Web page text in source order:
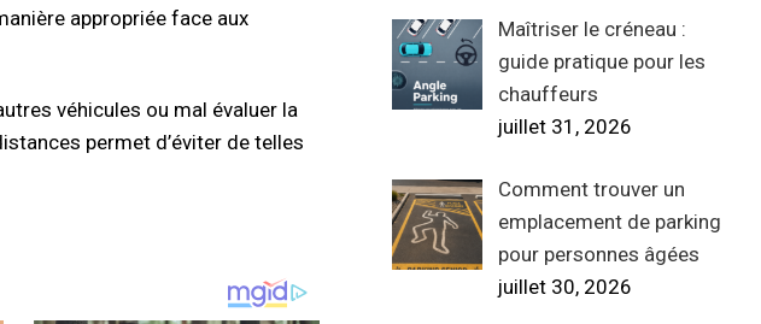
appropriée face aux
véhicules ou mal évaluer la
permet d’éviter de telles
Maîtriser le créneau :
guide pratique pour les
chauffeurs
juillet 31, 2026
Comment trouver un
emplacement de parking
pour personnes âgées
juillet 30, 2026